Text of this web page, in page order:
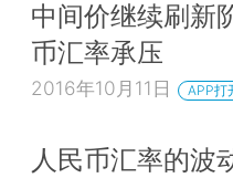
中间价继续刷新
币汇率承压
2016年10月11日 APP打
人民币汇率的波